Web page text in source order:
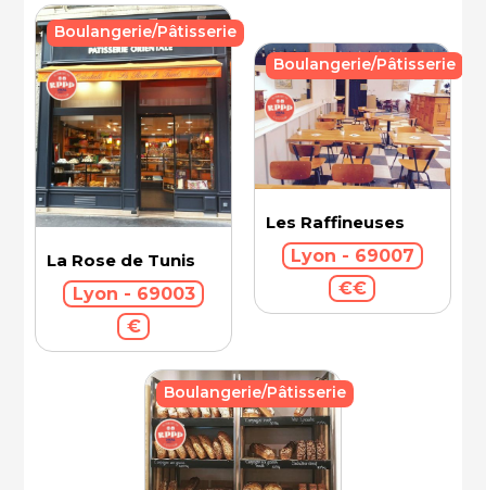
La Rose de Tunis
Lyon - 69003
€
Boulangerie/Pâtisserie
Les Raffineuses
Lyon - 69007
€€
Boulangerie/Pâtisserie
Boulangerie/Pâtisserie